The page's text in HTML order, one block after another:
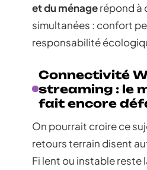
et du ménagerépond à
simultanées : confort
responsabilité
Connectivité
streaming : le
fait encore
On pourrait croire ce
retours terrain disent
Fi lent ou instable reste